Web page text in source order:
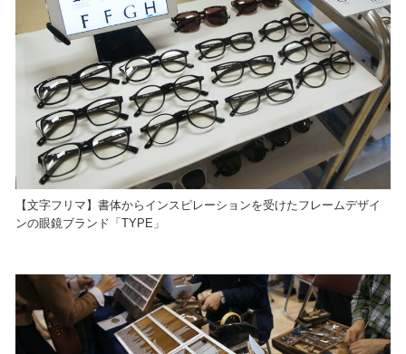
【文字フリマ】書体からインスピレーションを受けたフレームデザイ
ンの眼鏡ブランド「TYPE」